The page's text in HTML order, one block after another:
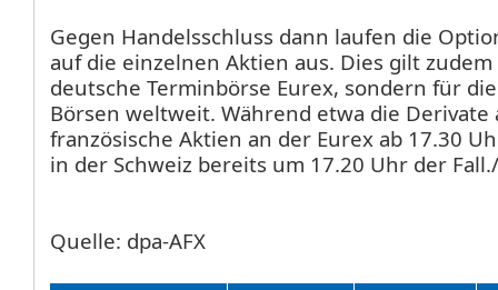
Gegen Handelsschluss dann laufen die
auf die einzelnen Aktien aus. Dies gilt
deutsche Terminbörse Eurex, sondern für
Börsen weltweit. Während etwa die
französische Aktien an der Eurex ab 17.30
in der Schweiz bereits um 17.20 Uhr der
Quelle: dpa-AFX